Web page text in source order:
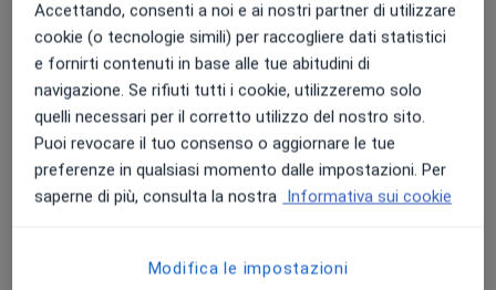
Sono Denise Virgillito, sono una Psicologa,
psicoterapeuta psicoanalitica in formazione e aiuto le
persone ad imparare a scrivere di sé e della loro storia.
Dr.ssa Denise Virgillito
Elaborazione dei traumi
50 € Dettagli
Consulenza psicologica
60 € Dettagli
Consulenza psicologica di coppia
Consulenza psicologica per infertilità e sterilità
Accettando, consenti a noi e ai nostri partner di utilizzare
cookie (o tecnologie simili) per raccogliere dati statistici
e fornirti contenuti in base alle tue abitudini di
navigazione. Se rifiuti tutti i cookie, utilizzeremo solo
quelli necessari per il corretto utilizzo del nostro sito.
Puoi revocare il tuo consenso o aggiornare le tue
preferenze in qualsiasi momento dalle impostazioni. Per
saperne di più, consulta la nostra Informativa sui cookie
Modifica le impostazioni